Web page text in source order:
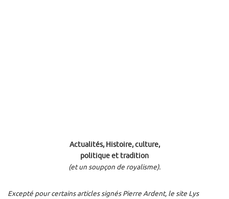
Actualités, Histoire, culture,
politique et tradition
(et un soupçon de royalisme).
Excepté pour certains articles signés Pierre Ardent, le site Lys